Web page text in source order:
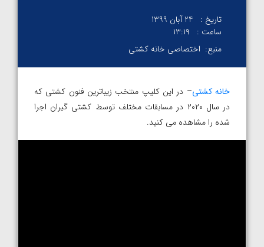
تاریخ :
24 آبان 1399
ساعت :
۱۳:۱۹
منبع: اختصاصی خانه کشتی
خانه کشتی– در این کلیپ منتخب زیباترین فنون کشتی که
در سال ۲۰۲۰ در مسابقات مختلف توسط کشتی گیران اجرا
شده را مشاهده می کنید.